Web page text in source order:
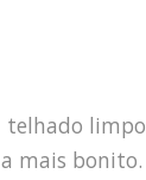
telhado limpo
mais bonito.